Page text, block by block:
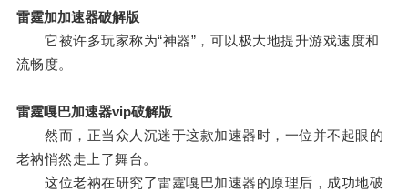
雷霆加加速器破解版
它被许多玩家称为“神器”，可以极大地提升游戏速度和
流畅度。
雷霆嘎巴加速器vip破解版
然而，正当众人沉迷于这款加速器时，一位并不起眼的
老衲悄然走上了舞台。
这位老衲在研究了雷霆嘎巴加速器的原理后，成功地破